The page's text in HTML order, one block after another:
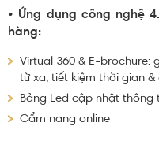
• Ứng dụng công nghệ
hàng:
Virtual 360 & E-brochure:
từ xa, tiết kiệm thời gian &
Bảng Led cập nhật thông
Cẩm nang online